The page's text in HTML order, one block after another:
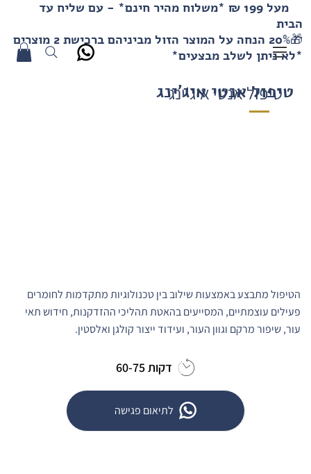
מעל 199 ₪ *משלוח מהיר חינם* - עם שליח עד
הבית
🎁20% הנחה על המוצר הזול מביניהם ברכישת 2 מוצרים
*לא ניתן לשלב מבצעים*
טיפול אנטי איג'ינג
טיפול אנטי איג'ינג
הטיפול מתבצע באמצעות שילוב בין טכנולוגיות מתקדמות לחומרים
פעילים עוצמתיים, המסייעים בהאטת תהליכי ההזדקנות, חידוש תאי
עור, שיפור מרקם וגוון העור, ועידוד ייצור קולגן ואלסטין.
60-75 דקות
לתיאום פגישה